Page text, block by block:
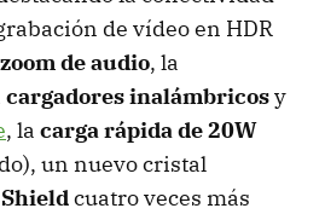
de vídeo en HDR
de audio, la
cargadores inalámbricosy
, la carga rápida de 20W
un nuevo cristal
cuatro veces más